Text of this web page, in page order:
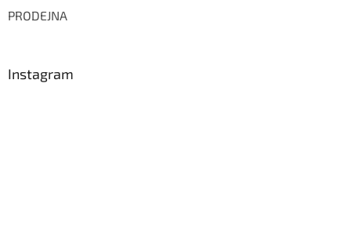
PRODEJNA
Instagram